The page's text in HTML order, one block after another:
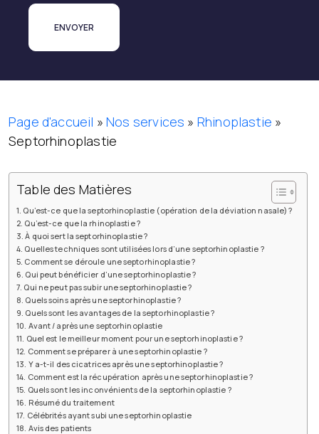
Page d'accueil »Nos services » Rhinoplastie »
Septorhinoplastie
Table des Matières
Qu’est-ce que la septorhinoplastie (opération de la déviation nasale) ?
Qu’est-ce que la rhinoplastie ?
À quoi sert la septorhinoplastie ?
Quelles techniques sont utilisées lors d’une septorhinoplastie ?
Comment se déroule une septorhinoplastie ?
Qui peut bénéficier d’une septorhinoplastie ?
Qui ne peut pas subir une septorhinoplastie ?
Quels soins après une septorhinoplastie ?
Quels sont les avantages de la septorhinoplastie ?
Avant / après une septorhinoplastie
Quel est le meilleur moment pour une septorhinoplastie ?
Comment se préparer à une septorhinoplastie ?
Y a-t-il des cicatrices après une septorhinoplastie ?
Comment est la récupération après une septorhinoplastie ?
Quels sont les inconvénients de la septorhinoplastie ?
Résumé du traitement
Célébrités ayant subi une septorhinoplastie
Avis des patients